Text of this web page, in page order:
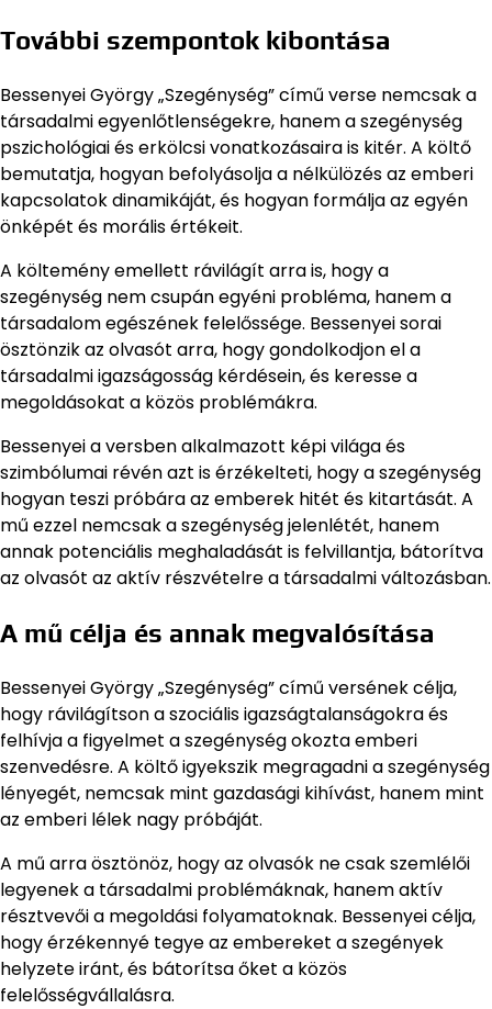
További szempontok kibontása
Bessenyei György „Szegénység” című verse nemcsak a
társadalmi egyenlőtlenségekre, hanem a szegénység
pszichológiai és erkölcsi vonatkozásaira is kitér. A költő
bemutatja, hogyan befolyásolja a nélkülözés az emberi
kapcsolatok dinamikáját, és hogyan formálja az egyén
önképét és morális értékeit.
A költemény emellett rávilágít arra is, hogy a
szegénység nem csupán egyéni probléma, hanem a
társadalom egészének felelőssége. Bessenyei sorai
ösztönzik az olvasót arra, hogy gondolkodjon el a
társadalmi igazságosság kérdésein, és keresse a
megoldásokat a közös problémákra.
Bessenyei a versben alkalmazott képi világa és
szimbólumai révén azt is érzékelteti, hogy a szegénység
hogyan teszi próbára az emberek hitét és kitartását. A
mű ezzel nemcsak a szegénység jelenlétét, hanem
annak potenciális meghaladását is felvillantja, bátorítva
az olvasót az aktív részvételre a társadalmi változásban.
A mű célja és annak megvalósítása
Bessenyei György „Szegénység” című versének célja,
hogy rávilágítson a szociális igazságtalanságokra és
felhívja a figyelmet a szegénység okozta emberi
szenvedésre. A költő igyekszik megragadni a szegénység
lényegét, nemcsak mint gazdasági kihívást, hanem mint
az emberi lélek nagy próbáját.
A mű arra ösztönöz, hogy az olvasók ne csak szemlélői
legyenek a társadalmi problémáknak, hanem aktív
résztvevői a megoldási folyamatoknak. Bessenyei célja,
hogy érzékennyé tegye az embereket a szegények
helyzete iránt, és bátorítsa őket a közös
felelősségvállalásra.